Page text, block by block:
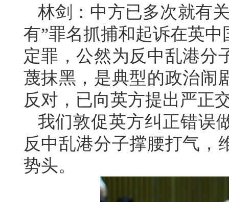
林剑：中方已多次就有
有”罪名抓捕和起诉在英
定罪，公然为反中乱港分
蔑抹黑，是典型的政治闹
反对，已向英方提出严正
我们敦促英方纠正错误
反中乱港分子撑腰打气，
势头。